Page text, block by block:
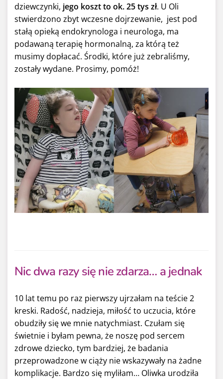
dziewczynki, jego koszt to ok. 25 tys zł. U Oli
stwierdzono zbyt wczesne dojrzewanie, jest pod
stałą opieką endokrynologa i neurologa, ma
podawaną terapię hormonalną, za którą też
musimy dopłacać. Środki, które już zebraliśmy,
zostały wydane. Prosimy, pomóż!
Nic dwa razy się nie zdarza… a jednak
10 lat temu po raz pierwszy ujrzałam na teście 2
kreski. Radość, nadzieja, miłość to uczucia, które
obudziły się we mnie natychmiast. Czułam się
świetnie i byłam pewna, że noszę pod sercem
zdrowe dziecko, tym bardziej, że badania
przeprowadzone w ciąży nie wskazywały na żadne
komplikacje. Bardzo się myliłam… Oliwka urodziła